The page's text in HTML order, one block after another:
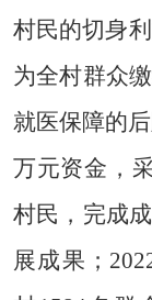
村民的切身
为全村群众
就医保障的
万元资金，
村民，完成
展成果；